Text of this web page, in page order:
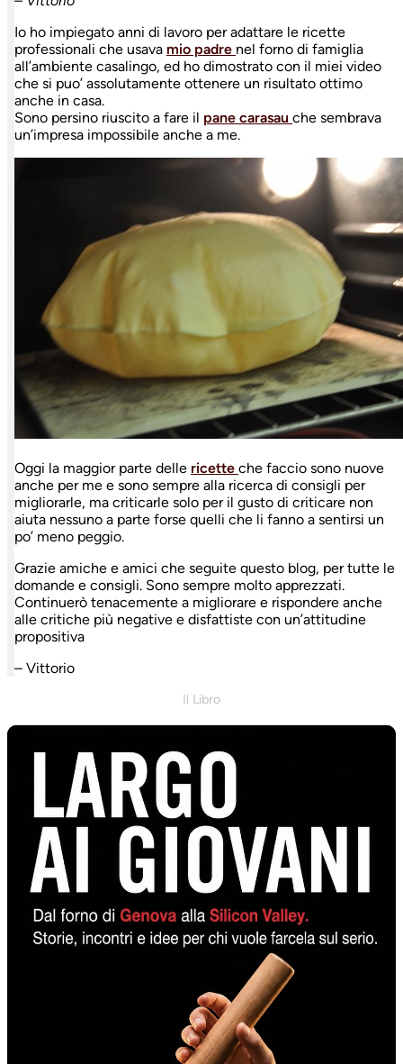
Io ho impiegato anni di lavoro per adattare le ricette
professionali che usava mio padre nel forno di famiglia
all’ambiente casalingo, ed ho dimostrato con il miei video
che si puo’ assolutamente ottenere un risultato ottimo
anche in casa.
Sono persino riuscito a fare il pane carasau che sembrava
un’impresa impossibile anche a me.
Oggi la maggior parte delle ricette che faccio sono nuove
anche per me e sono sempre alla ricerca di consigli per
migliorarle, ma criticarle solo per il gusto di criticare non
aiuta nessuno a parte forse quelli che li fanno a sentirsi un
po’ meno peggio.
Grazie amiche e amici che seguite questo blog, per tutte le
domande e consigli. Sono sempre molto apprezzati.
Continuerò tenacemente a migliorare e rispondere anche
alle critiche più negative e disfattiste con un’attitudine
propositiva
– Vittorio
Il Libro